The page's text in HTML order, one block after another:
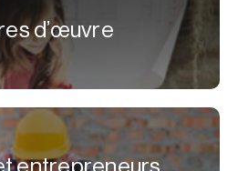
d’œuvre
entrepreneurs